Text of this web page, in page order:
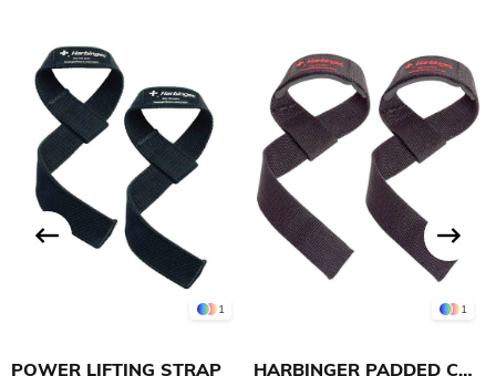
1
POWER LIFTING STRAP
1
HARBINGER PADDED COTTON LIFT STRAPS 21,5